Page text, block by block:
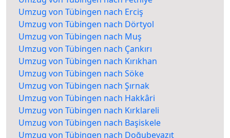
Umzug von Tübingen nach Erciş
Umzug von Tübingen nach Dörtyol
Umzug von Tübingen nach Muş
Umzug von Tübingen nach Çankırı
Umzug von Tübingen nach Kırıkhan
Umzug von Tübingen nach Söke
Umzug von Tübingen nach Şırnak
Umzug von Tübingen nach Hakkâri
Umzug von Tübingen nach Kırklareli
Umzug von Tübingen nach Başiskele
Umzug von Tübingen nach Doğubeyazıt